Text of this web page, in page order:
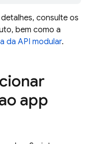
consulte os
bem como a
da API modular.
app